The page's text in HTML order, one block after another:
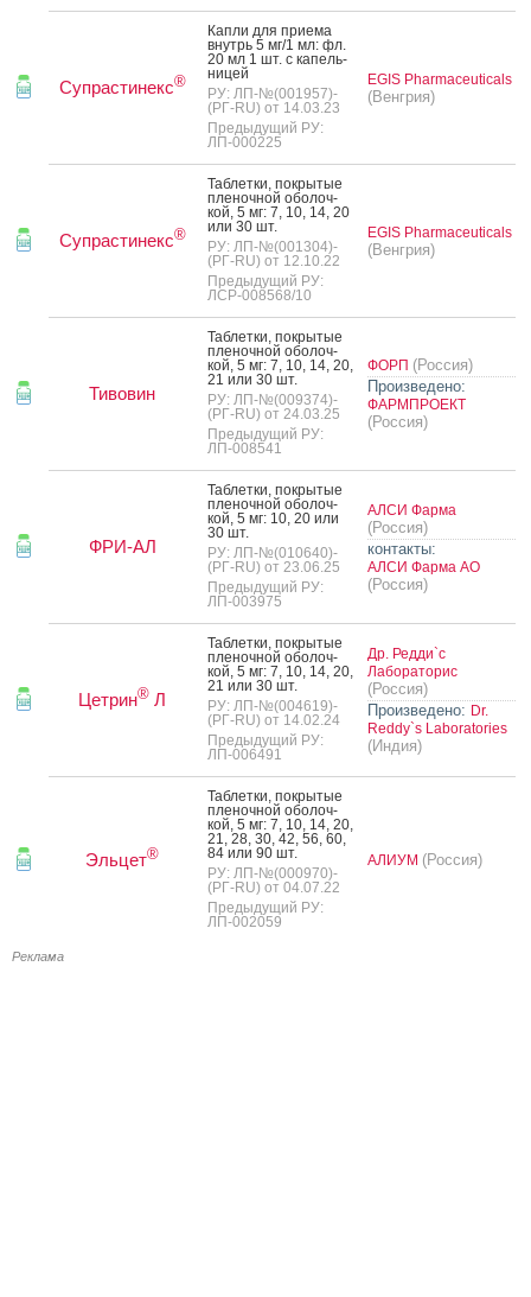
Супрастинекс®
Кап­ли для при­ема
внутрь 5 мг/1 мл: фл.
20 мл 1 шт. c ка­пель­
ни­цей
РУ: ЛП-№(001957)-
(РГ-RU) от 14.03.23
Предыдущий РУ:
ЛП-000225
EGIS Pharmaceuticals
(Венгрия)
Супрастинекс®
Таб­летки, пок­ры­тые
пле­ноч­ной обо­лоч­
кой, 5 мг: 7, 10, 14, 20
или 30 шт.
РУ: ЛП-№(001304)-
(РГ-RU) от 12.10.22
Предыдущий РУ:
ЛСР-008568/10
EGIS Pharmaceuticals
(Венгрия)
Тивовин
Таб­летки, пок­ры­тые
пле­ноч­ной обо­лоч­
кой, 5 мг: 7, 10, 14, 20,
21 или 30 шт.
РУ: ЛП-№(009374)-
(РГ-RU) от 24.03.25
Предыдущий РУ:
ЛП-008541
ФОРП (Россия)
Произведено:
ФАРМПРОЕКТ
(Россия)
ФРИ-АЛ
Таб­летки, пок­ры­тые
пле­ноч­ной обо­лоч­
кой, 5 мг: 10, 20 или
30 шт.
РУ: ЛП-№(010640)-
(РГ-RU) от 23.06.25
Предыдущий РУ:
ЛП-003975
АЛСИ Фарма
(Россия)
контакты:
АЛСИ Фарма АО
(Россия)
Цетрин® Л
Таб­летки, пок­ры­тые
пле­ноч­ной обо­лоч­
кой, 5 мг: 7, 10, 14, 20,
21 или 30 шт.
РУ: ЛП-№(004619)-
(РГ-RU) от 14.02.24
Предыдущий РУ:
ЛП-006491
Др. Редди`с
Лабораторис
(Россия)
Произведено: Dr.
Reddy`s Laboratories
(Индия)
Эльцет®
Таб­летки, пок­ры­тые
пле­ноч­ной обо­лоч­
кой, 5 мг: 7, 10, 14, 20,
21, 28, 30, 42, 56, 60,
84 или 90 шт.
РУ: ЛП-№(000970)-
(РГ-RU) от 04.07.22
Предыдущий РУ:
ЛП-002059
АЛИУМ (Россия)
Реклама